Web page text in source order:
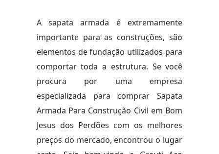
A sapata armada é extremamente
importante para as construções, são
elementos de fundação utilizados para
comportar toda a estrutura. Se você
procura por uma empresa
especializada para comprar Sapata
Armada Para Construção Civil em Bom
Jesus dos Perdões com os melhores
preços do mercado, encontrou o lugar